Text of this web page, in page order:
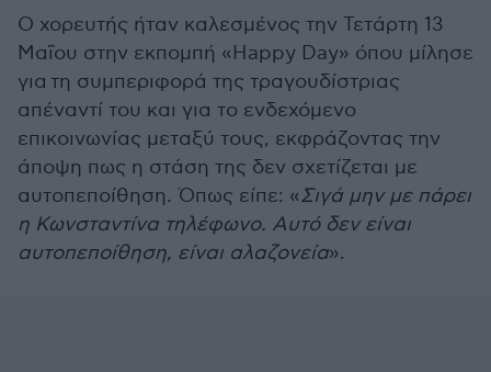
Ο χορευτής ήταν καλεσμένος την Τετάρτη 13
Μαΐου στην εκπομπή «Happy Day» όπου μίλησε
για τη συμπεριφορά της τραγουδίστριας
απέναντί του και για το ενδεχόμενο
επικοινωνίας μεταξύ τους, εκφράζοντας την
άποψη πως η στάση της δεν σχετίζεται με
αυτοπεποίθηση. Όπως είπε: «Σιγά μην με πάρει
η Κωνσταντίνα τηλέφωνο. Αυτό δεν είναι
αυτοπεποίθηση, είναι αλαζονεία».